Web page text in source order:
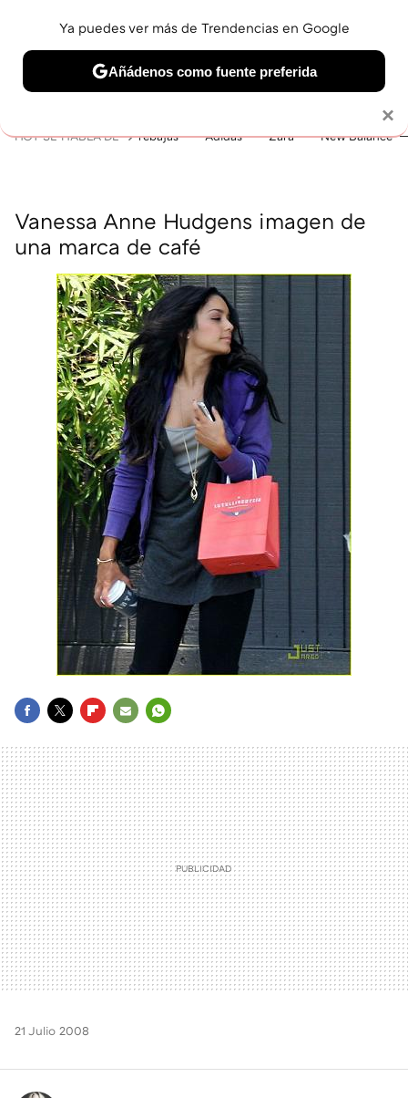
BELLEZA SHOPPING VIAJES GASTRO SNEAKERS
HOY SE HABLA DE rebajas Adidas Zara New Balance
Vanessa Anne Hudgens imagen de
una marca de café
MAIL
21 Julio 2008
×
Ya puedes ver más de Trendencias en Google
Añádenos como fuente preferida